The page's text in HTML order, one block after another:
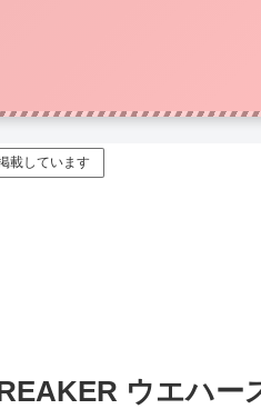
載しています
ウエハー